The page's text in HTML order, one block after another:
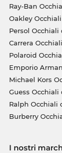
Ray-Ban
Oakley
Persol Occhiali
Carrera
Polaroid
Emporio
Michael Kors
Guess Occhiali
Ralph Occhiali
Burberry
I nostri